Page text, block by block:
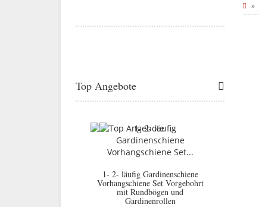
Top Angebote
1- 2- läufig Gardinenschiene
Vorhangschiene Set Vorgebohrt
mit Rundbögen und
Gardinenrollen